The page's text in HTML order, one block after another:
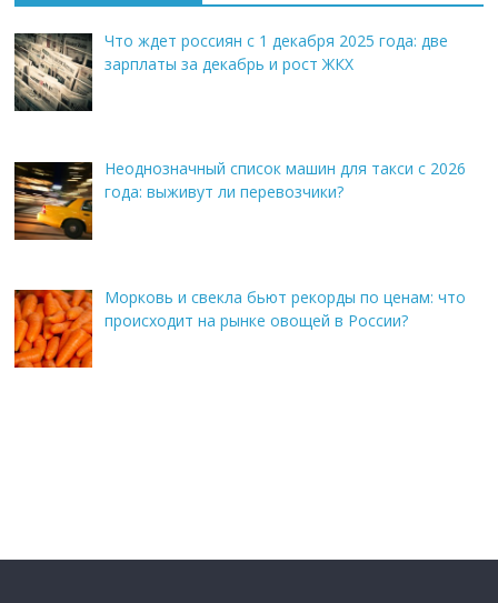
Что ждет россиян с 1 декабря 2025 года: две
зарплаты за декабрь и рост ЖКХ
Неоднозначный список машин для такси с 2026
года: выживут ли перевозчики?
Морковь и свекла бьют рекорды по ценам: что
происходит на рынке овощей в России?